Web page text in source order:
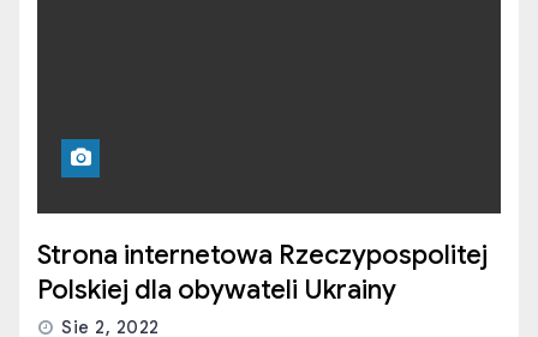
Strona internetowa Rzeczypospolitej
Polskiej dla obywateli Ukrainy
Sie 2, 2022